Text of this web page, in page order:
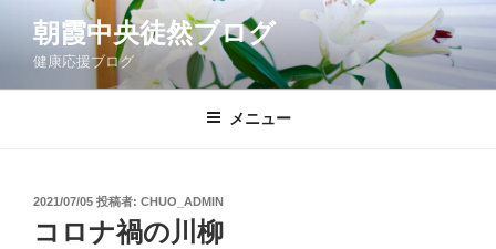
ン
朝霞中央徒然ブログ
健康応援ブログ
メニュー
投
日:
2021/07/05 投稿者: CHUO_ADMIN
コロナ禍の川柳